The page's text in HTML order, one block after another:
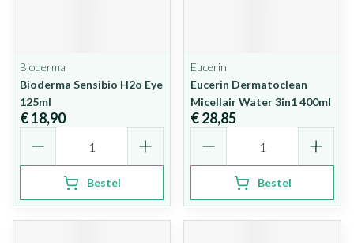
Bioderma
Bioderma Sensibio H2o Eye
125ml
€ 18,90
Bestel
Eucerin
Eucerin Dermatoclean
Micellair Water 3in1 400ml
€ 28,85
Bestel